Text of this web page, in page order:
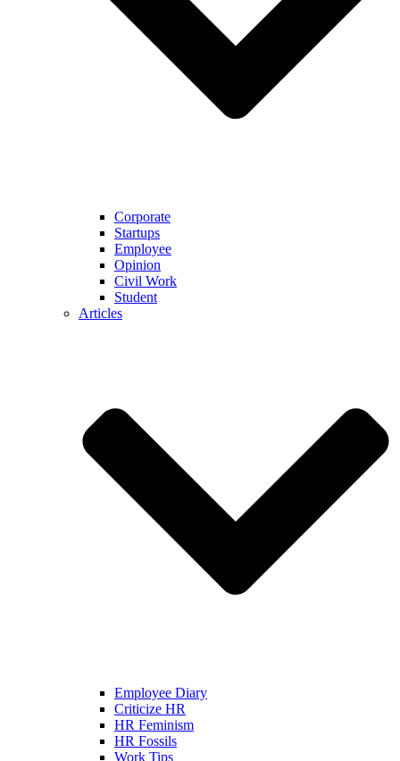
Corporate
Startups
Employee
Opinion
Civil Work
Student
Articles
Employee Diary
Criticize HR
HR Feminism
HR Fossils
Work Tips